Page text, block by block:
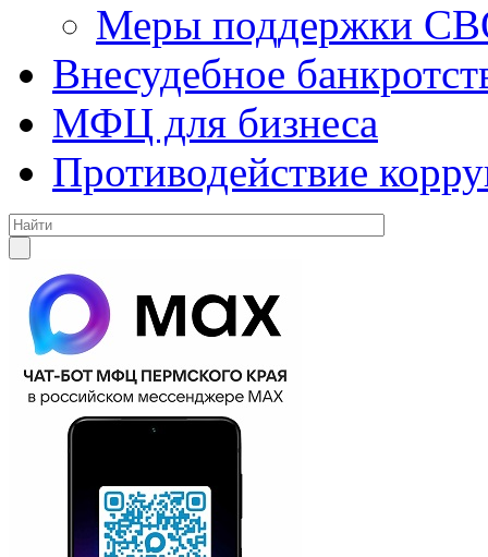
Меры поддержки
Внесудебное
МФЦ для бизнеса
Противодействие